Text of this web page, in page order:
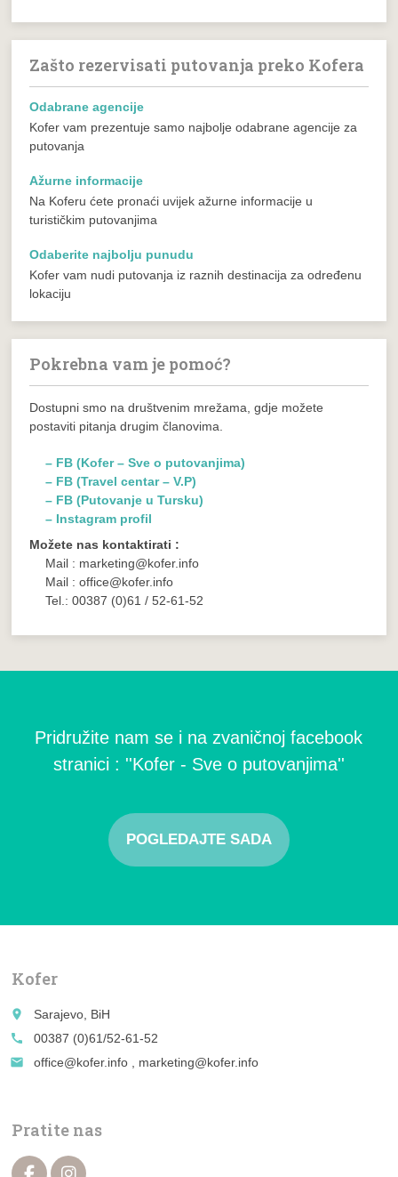
Zašto rezervisati putovanja preko Kofera
Odabrane agencije
Kofer vam prezentuje samo najbolje odabrane agencije za
putovanja
Ažurne informacije
Na Koferu ćete pronaći uvijek ažurne informacije u
turističkim putovanjima
Odaberite najbolju punudu
Kofer vam nudi putovanja iz raznih destinacija za određenu
lokaciju
Pokrebna vam je pomoć?
Dostupni smo na društvenim mrežama, gdje možete
postaviti pitanja drugim članovima.
– FB (Kofer – Sve o putovanjima)
– FB (Travel centar – V.P)
– FB (Putovanje u Tursku)
– Instagram profil
Možete nas kontaktirati :
Mail : marketing@kofer.info
Mail : office@kofer.info
Tel.: 00387 (0)61 / 52-61-52
Pridružite nam se i na zvaničnoj facebook
stranici : ''Kofer - Sve o putovanjima''
POGLEDAJTE SADA
Kofer
place
Sarajevo, BiH
call
00387 (0)61/52-61-52
email
office@kofer.info , marketing@kofer.info
Pratite nas